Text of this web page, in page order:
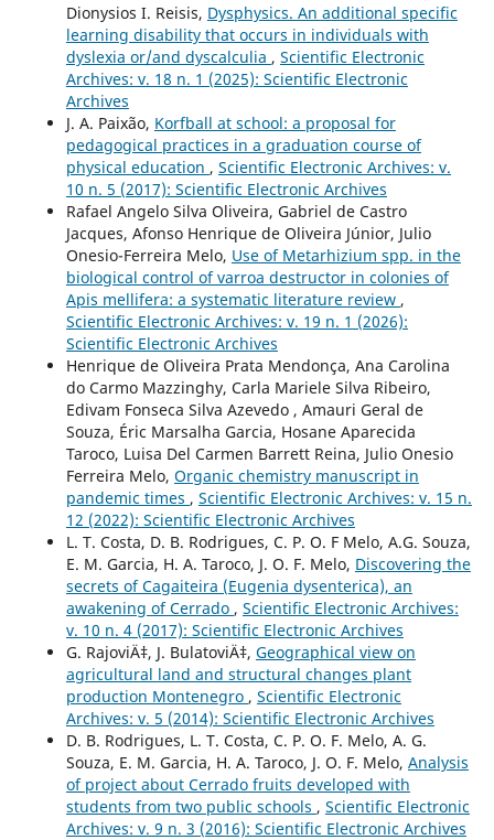
Dionysios I. Reisis, Dysphysics. An additional specific
learning disability that occurs in individuals with
dyslexia or/and dyscalculia , Scientific Electronic
Archives: v. 18 n. 1 (2025): Scientific Electronic
Archives
J. A. Paixão, Korfball at school: a proposal for
pedagogical practices in a graduation course of
physical education , Scientific Electronic Archives: v.
10 n. 5 (2017): Scientific Electronic Archives
Rafael Angelo Silva Oliveira, Gabriel de Castro
Jacques, Afonso Henrique de Oliveira Júnior, Julio
Onesio-Ferreira Melo, Use of Metarhizium spp. in the
biological control of varroa destructor in colonies of
Apis mellifera: a systematic literature review ,
Scientific Electronic Archives: v. 19 n. 1 (2026):
Scientific Electronic Archives
Henrique de Oliveira Prata Mendonça, Ana Carolina
do Carmo Mazzinghy, Carla Mariele Silva Ribeiro,
Edivam Fonseca Silva Azevedo , Amauri Geral de
Souza, Éric Marsalha Garcia, Hosane Aparecida
Taroco, Luisa Del Carmen Barrett Reina, Julio Onesio
Ferreira Melo, Organic chemistry manuscript in
pandemic times , Scientific Electronic Archives: v. 15 n.
12 (2022): Scientific Electronic Archives
L. T. Costa, D. B. Rodrigues, C. P. O. F Melo, A.G. Souza,
E. M. Garcia, H. A. Taroco, J. O. F. Melo, Discovering the
secrets of Cagaiteira (Eugenia dysenterica), an
awakening of Cerrado , Scientific Electronic Archives:
v. 10 n. 4 (2017): Scientific Electronic Archives
G. RajoviÄ‡, J. BulatoviÄ‡, Geographical view on
agricultural land and structural changes plant
production Montenegro , Scientific Electronic
Archives: v. 5 (2014): Scientific Electronic Archives
D. B. Rodrigues, L. T. Costa, C. P. O. F. Melo, A. G.
Souza, E. M. Garcia, H. A. Taroco, J. O. F. Melo, Analysis
of project about Cerrado fruits developed with
students from two public schools , Scientific Electronic
Archives: v. 9 n. 3 (2016): Scientific Electronic Archives